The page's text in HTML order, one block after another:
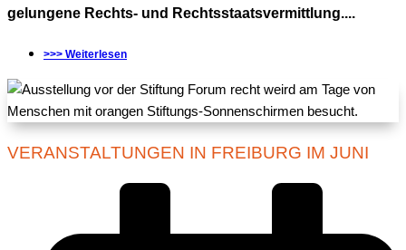
gelungene Rechts- und Rechtsstaatsvermittlung....
>>> Weiterlesen
VERANSTALTUNGEN IN FREIBURG IM JUNI